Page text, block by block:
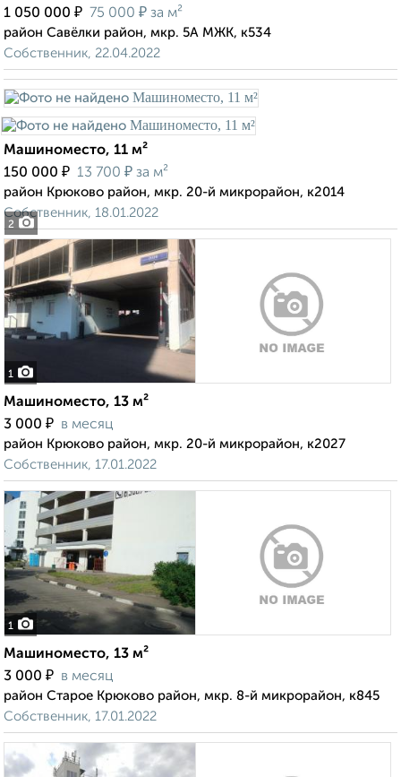
1 050 000 ₽ 75 000 ₽ за м²
район Савёлки район, мкр. 5А МЖК, к534
Собственник, 22.04.2022
2
Машиноместо, 11 м²
150 000 ₽ 13 700 ₽ за м²
район Крюково район, мкр. 20-й микрорайон, к2014
Собственник, 18.01.2022
1
Машиноместо, 13 м²
3 000 ₽ в месяц
район Крюково район, мкр. 20-й микрорайон, к2027
Собственник, 17.01.2022
1
Машиноместо, 13 м²
3 000 ₽ в месяц
район Старое Крюково район, мкр. 8-й микрорайон, к845
Собственник, 17.01.2022